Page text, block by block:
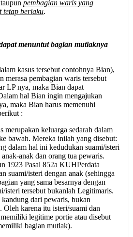
pembagian waris yang
tetap berlaku.
menuntut bagian mutlaknya
kasus tersebut contohnya Bian),
merasa pembagian waris tersebut
LP nya, maka Bian dapat
hal Bian ingin mengajukan
maka Bian harus memenuhi
:
merupakan keluarga sedarah dalam
bawah. Mereka inilah yang disebut:
dalam hal ini kedudukan suami/isteri
anak dan orang tua pewaris.
1923 Pasal 852a KUHPerdata
suami/isteri dengan anak (sehingga
yang sama besarnya dengan
isteri tersebut bukanlah Legitimaris.
dari pewaris, bukan
Oleh karena itu isteri/suami dan
legitime portie atau disebut
bagian mutlak).